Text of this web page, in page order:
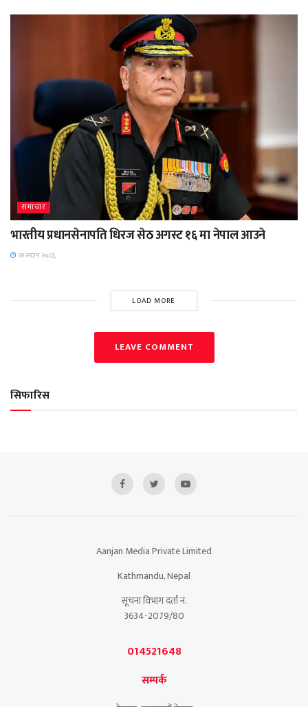
समाचार
भारतीय प्रधानसेनापति धिरज सेठ अगस्ट १६ मा नेपाल आउने
२१ साउन २०८३,
LOAD MORE
LEAVE COMMENT
सिफारिस
Aanjan Media Private Limited
Kathmandu, Nepal
सूचना विभाग दर्ता नं.
3634-2079/80
014521648
सम्पर्क